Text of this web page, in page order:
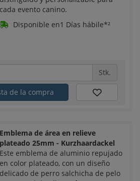
cada evento canino.
Disponible en1 Días hábile*²
Stk.
de la compra
Emblema de área en relieve
plateado 25mm - Kurzhaardackel
Este emblema de aluminio repujado
en color plateado, con un diseño
delicado de perro salchicha de pelo